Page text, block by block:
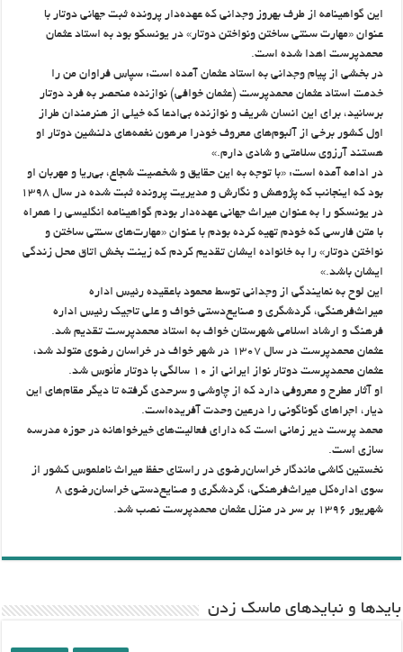
این گواهینامه از طرف بهروز وجدانی که عهده‌دار پرونده ثبت جهانی دوتار با
عنوان «مهارت سنتی ساختن ونواختن دوتار» در یونسکو بود به استاد عثمان
محمدپرست اهدا شده است.
در بخشی از پیام وجدانی به استاد عثمان آمده است: سپاس فراوان من را
خدمت استاد عثمان محمدپرست (عثمان خوافی) نوازنده منحصر به فرد دوتار
برسانید، برای این انسان شریف و نوازنده بی‌ادعا که خیلی از هنرمندان طراز
اول کشور برخی از آلبوم‌های معروف خودرا مرهون نغمه‌های دلنشین دوتار او
هستند آرزوی سلامتی و شادی دارم.»
در ادامه آمده است: «با توجه به این حقایق و شخصیت شجاع، بی‌ریا و مهربان او
بود که اینجانب که پژوهش و نگارش و مدیریت پرونده ثبت شده در سال ۱۳۹۸
در یونسکو را به عنوان میراث جهانی عهده‌دار بودم گواهینامه انگلیسی را همراه
با متن فارسی که خودم تهیه کرده بودم با عنوان «مهارت‌های سنتی ساختن و
نواختن دوتار» را به خانواده ایشان تقدیم کردم که زینت بخش اتاق محل زندگی
ایشان باشد.»
این لوح به نمایندگی از وجدانی توسط محمود باعقیده رئیس اداره
میراث‌فرهنگی، گردشگری و صنایع‌دستی خواف و علی تاجیک رئیس اداره
فرهنگ و ارشاد اسلامی شهرستان خواف به استاد محمدپرست تقدیم شد.
عثمان محمدپرست در سال ۱۳۰۷ در شهر خواف در خراسان رضوی متولد شد،
عثمان محمدپرست دوتار نواز ایرانی از ۱۰ سالگی با دوتار مأنوس شد.
او آثار مطرح و معروفی دارد که از چاوشی و سرحدی گرفته تا دیگر مقام‌های این
دیار، اجراهای گوناگونی را درعین وحدت آفریده‌است.
محمد پرست دیر زمانی است که دارای فعالیت‌های خیرخواهانه در حوزه مدرسه
سازی است.
نخستین کاشی ماندگار خراسان‌رضوی در راستای حفظ میراث ناملموس کشور از
سوی اداره‌کل میراث‌فرهنگی، گردشگری و صنایع‌دستی خراسان‌رضوی ۸
شهریور ۱۳۹۶ بر سر در منزل عثمان محمدپرست نصب شد.
باید‌ها و نبایدهای ماسک زدن